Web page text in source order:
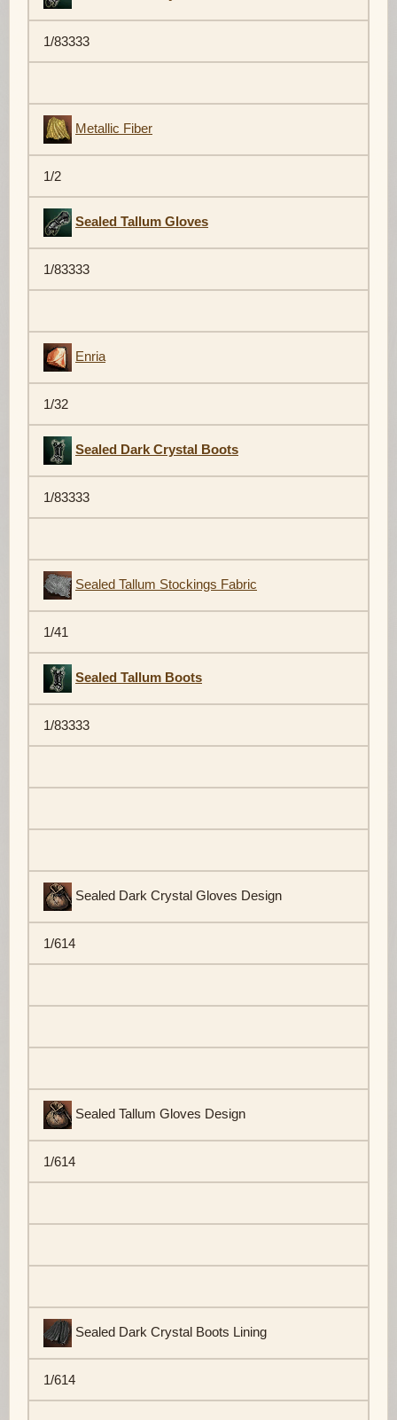
1/83333
Metallic Fiber
1/2
Sealed Tallum Gloves
1/83333
Enria
1/32
Sealed Dark Crystal Boots
1/83333
Sealed Tallum Stockings Fabric
1/41
Sealed Tallum Boots
1/83333
Sealed Dark Crystal Gloves Design
1/614
Sealed Tallum Gloves Design
1/614
Sealed Dark Crystal Boots Lining
1/614